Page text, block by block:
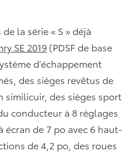
la série « S » déjà
SE 2019 (PDSF de base
d’échappement
des sièges revêtus de
similicuir, des sièges sport
conducteur à 8 réglages
écran de 7 po avec 6 haut-
de 4,2 po, des roues